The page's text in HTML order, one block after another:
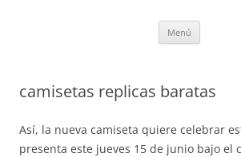
Menú
camisetas replicas baratas
Así, la nueva camiseta quiere celebrar
presenta este jueves 15 de junio bajo el